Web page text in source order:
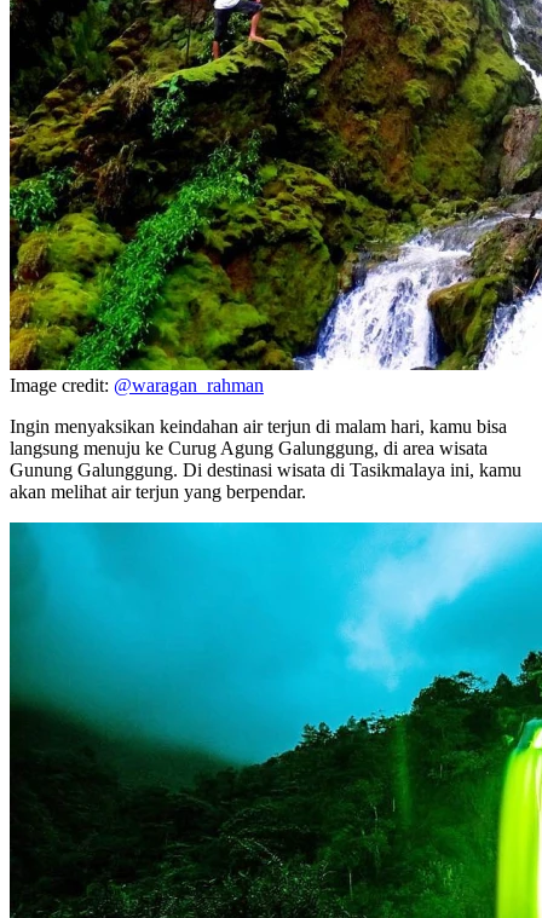
Image credit: @waragan_rahman
Ingin menyaksikan keindahan air terjun di malam hari, kamu bisa
langsung menuju ke Curug Agung Galunggung, di area wisata
Gunung Galunggung. Di destinasi wisata di Tasikmalaya ini, kamu
akan melihat air terjun yang berpendar.